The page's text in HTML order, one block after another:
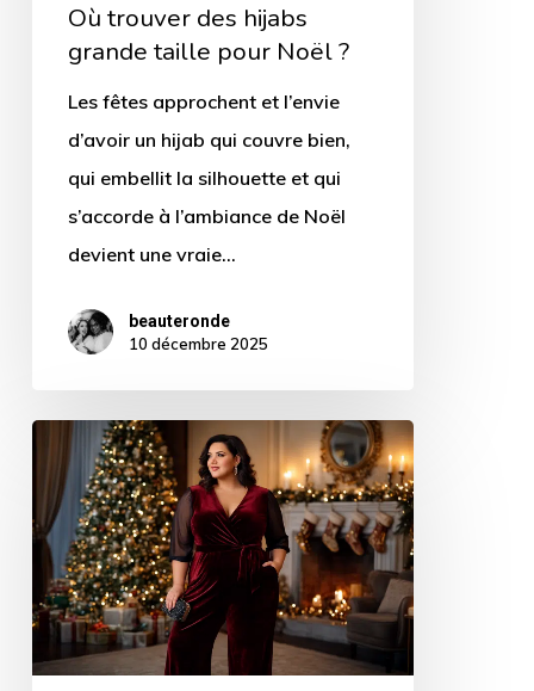
Où trouver des hijabs
grande taille pour Noël ?
Les fêtes approchent et l’envie
d’avoir un hijab qui couvre bien,
qui embellit la silhouette et qui
s’accorde à l’ambiance de Noël
devient une vraie…
beauteronde
10 décembre 2025
Femme
ronde
:
quelle
combinaison
pour
Noël